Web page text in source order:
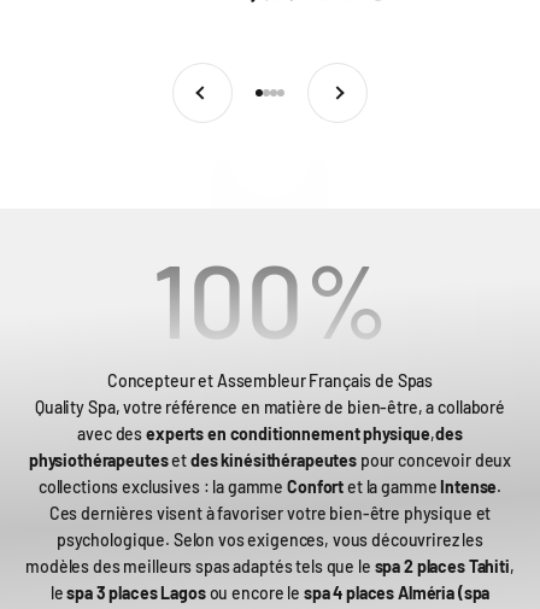
Précédent
Aller à l'élément 1
Aller à l'élément 2
Aller à l'élément 3
Aller à l'élément 4
Suivant
100%
Concepteur et Assembleur Français de Spas
Quality Spa, votre référence en matière de bien-être, a collaboré
avec desexperts en conditionnement physique,des
physiothérapeutesetdes kinésithérapeutes pour concevoir deux
collections exclusives : la gammeConfortet la gammeIntense.
Ces dernières visent à favoriser votre bien-être physique et
psychologique. Selon vos exigences, vous découvrirez les
modèles des meilleurs spas adaptés tels que le spa 2 places Tahiti,
lespa 3 places Lagosou encore le spa 4 places Alméria (spa